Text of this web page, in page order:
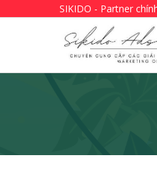
SIKIDO - Partner